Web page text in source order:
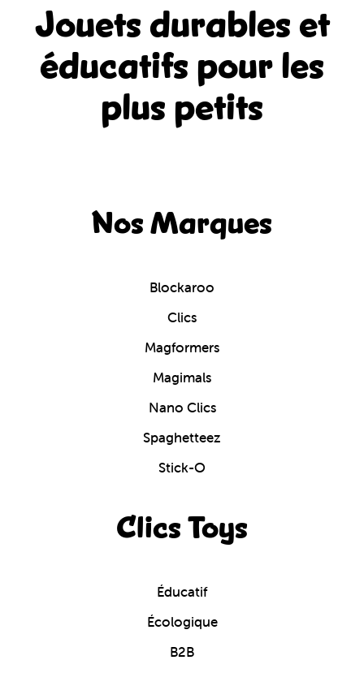
Jouets durables et
éducatifs pour les
plus petits
Nos Marques
Blockaroo
Clics
Magformers
Magimals
Nano Clics
Spaghetteez
Stick-O
Clics Toys
Éducatif
Écologique
B2B